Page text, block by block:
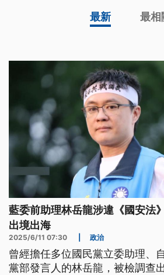
最新 最相
藍委前助理林岳龍涉違《國安法
出境出海
2025/6/11 07:30 政治
曾經擔任多位國民黨立委助理、
黨部發言人的林岳龍，被檢調查